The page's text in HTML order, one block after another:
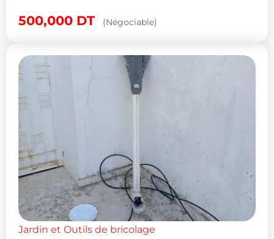
500,000 DT (Négociable)
Jardin et Outils de bricolage